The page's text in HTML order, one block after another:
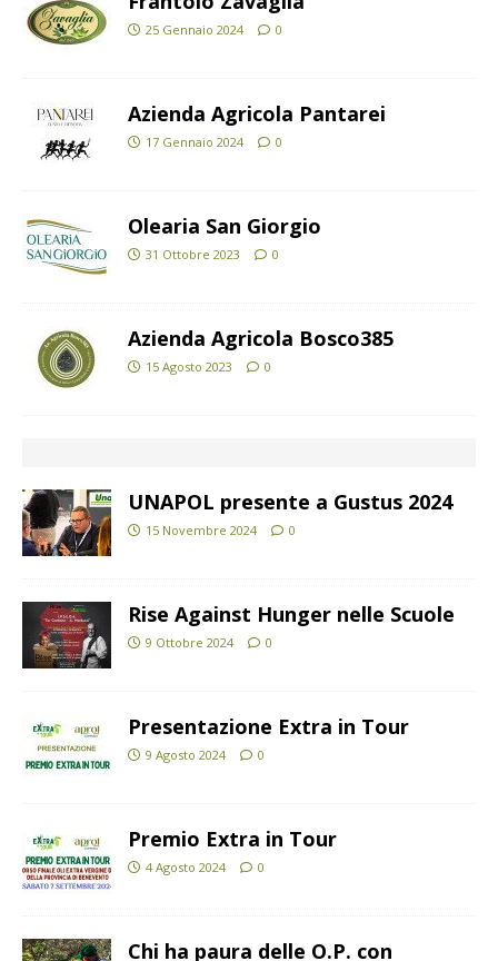
25 Gennaio 2024 0
Azienda Agricola Pantarei
17 Gennaio 2024 0
Olearia San Giorgio
31 Ottobre 2023 0
Azienda Agricola Bosco385
15 Agosto 2023 0
UNAPOL presente a Gustus 2024
15 Novembre 2024 0
Rise Against Hunger nelle Scuole
9 Ottobre 2024 0
Presentazione Extra in Tour
9 Agosto 2024 0
Premio Extra in Tour
4 Agosto 2024 0
Chi ha paura delle O.P. con